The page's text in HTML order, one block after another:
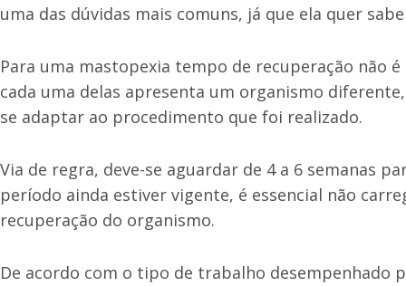
uma das dúvidas mais comuns, já que ela quer
Para uma mastopexia tempo de recuperação não
cada uma delas apresenta um organismo
se adaptar ao procedimento que foi realizado.
Via de regra, deve-se aguardar de 4 a 6 semanas
período ainda estiver vigente, é essencial não
recuperação do organismo.
De acordo com o tipo de trabalho desempenhado